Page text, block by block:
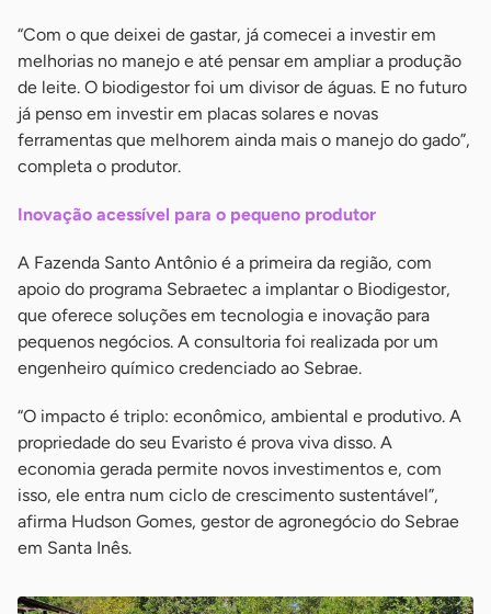
“Com o que deixei de gastar, já comecei a investir em
melhorias no manejo e até pensar em ampliar a produção
de leite. O biodigestor foi um divisor de águas. E no futuro
já penso em investir em placas solares e novas
ferramentas que melhorem ainda mais o manejo do gado”,
completa o produtor.
Inovação acessível para o pequeno produtor
A Fazenda Santo Antônio é a primeira da região, com
apoio do programa Sebraetec a implantar o Biodigestor,
que oferece soluções em tecnologia e inovação para
pequenos negócios. A consultoria foi realizada por um
engenheiro químico credenciado ao Sebrae.
“O impacto é triplo: econômico, ambiental e produtivo. A
propriedade do seu Evaristo é prova viva disso. A
economia gerada permite novos investimentos e, com
isso, ele entra num ciclo de crescimento sustentável”,
afirma Hudson Gomes, gestor de agronegócio do Sebrae
em Santa Inês.